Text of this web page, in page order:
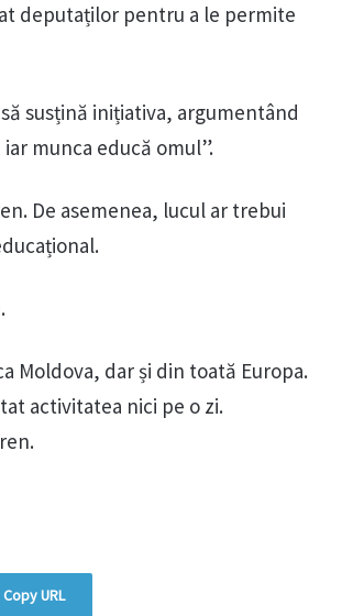
deputaților pentru a le permite
susțină inițiativa, argumentând
munca educă omul”.
De asemenea, lucul ar trebui
Moldova, dar și din toată Europa.
activitatea nici pe o zi.
Copy URL